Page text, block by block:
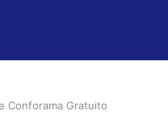
Conforama Gratuito